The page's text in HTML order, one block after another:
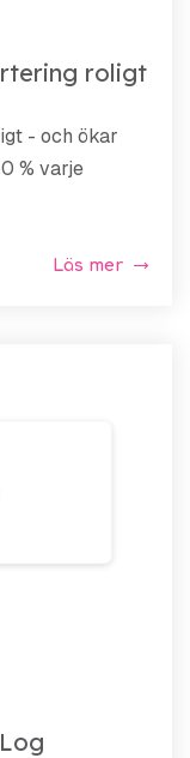
roligt
- och ökar
% varje
Läs mer